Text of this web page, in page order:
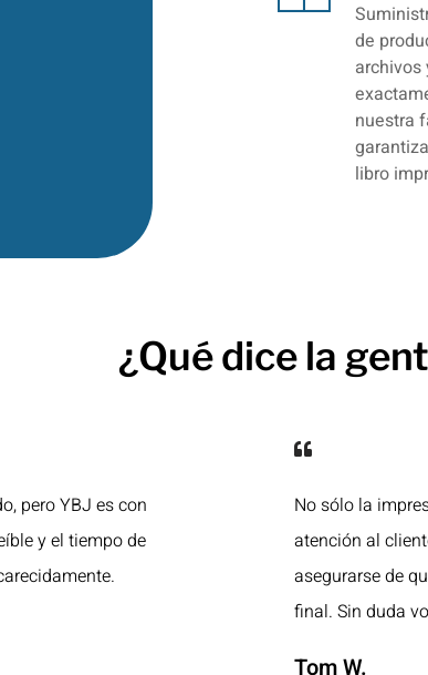
de
archivos
nuestra
libro
¿Qué dice la
pero YBJ es con
y el tiempo de
No sólo la
atención al
asegurarse de
final. Sin duda
Tom W.